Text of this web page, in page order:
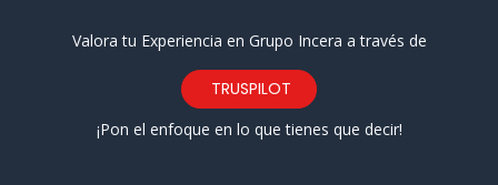
Valora tu Experiencia en Grupo Incera a través de
TRUSPILOT
¡Pon el enfoque en lo que tienes que decir!